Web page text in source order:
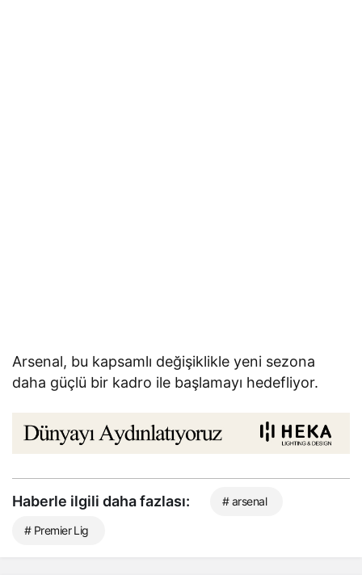
Arsenal, bu kapsamlı değişiklikle yeni sezona
daha güçlü bir kadro ile başlamayı hedefliyor.
Haberle ilgili daha fazlası: # arsenal
# Premier Lig